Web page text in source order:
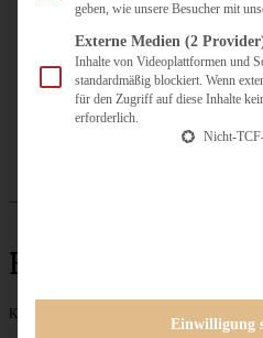
ÜBER MICH
Blutorangen
Keine Beiträge gefunden
geben, wie unsere Besucher mit
Externe Medien (2
Inhalte von Videoplattformen und
standardmäßig blockiert. Wenn
für den Zugriff auf diese Inhalte
erforderlich.
Nicht-
Einwilligung